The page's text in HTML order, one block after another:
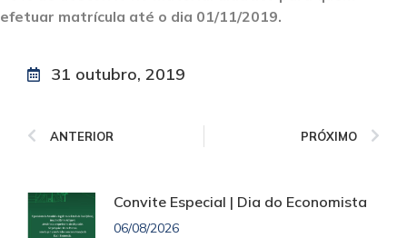
efetuar matrícula até o dia 01/11/2019.
31 outubro, 2019
ANTERIOR PRÓXIMO
Convite Especial | Dia do Economista
06/08/2026